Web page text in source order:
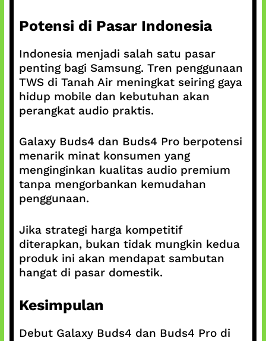
Potensi di Pasar Indonesia
Indonesia menjadi salah satu pasar
penting bagi Samsung. Tren penggunaan
TWS di Tanah Air meningkat seiring gaya
hidup mobile dan kebutuhan akan
perangkat audio praktis.
Galaxy Buds4 dan Buds4 Pro berpotensi
menarik minat konsumen yang
menginginkan kualitas audio premium
tanpa mengorbankan kemudahan
penggunaan.
Jika strategi harga kompetitif
diterapkan, bukan tidak mungkin kedua
produk ini akan mendapat sambutan
hangat di pasar domestik.
Kesimpulan
Debut Galaxy Buds4 dan Buds4 Pro di